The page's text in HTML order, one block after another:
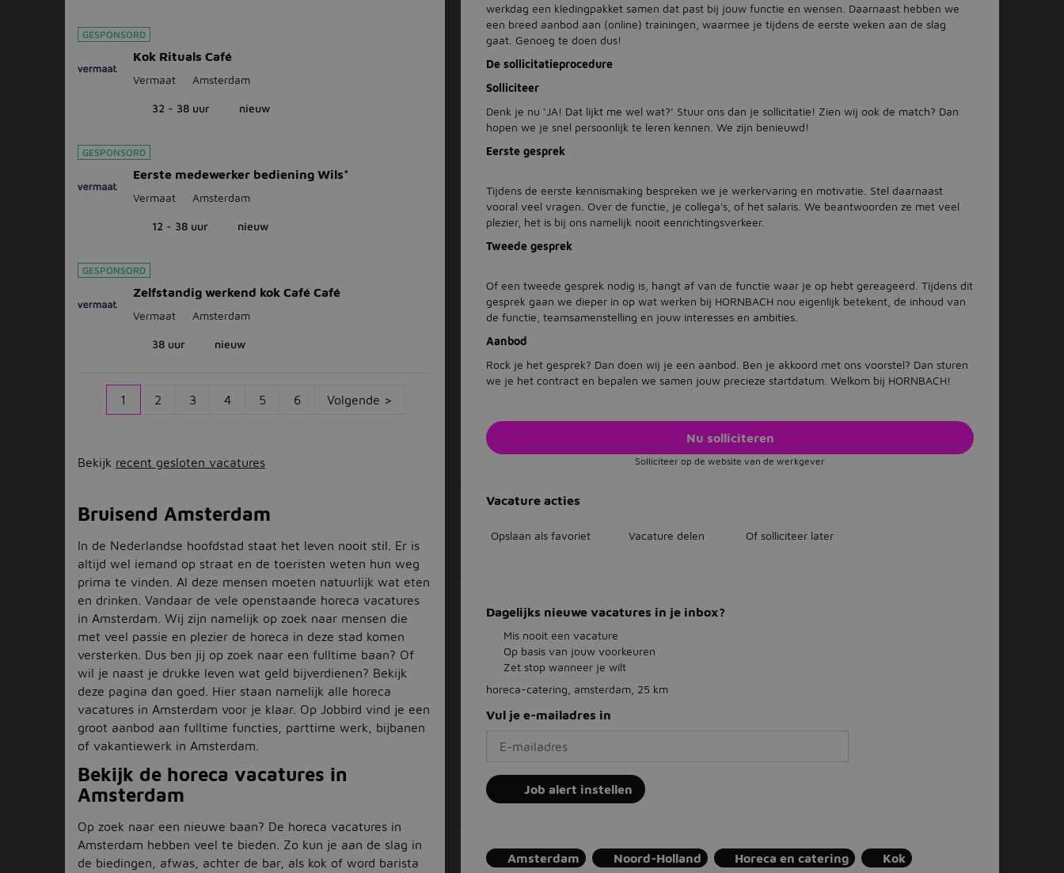
GESPONSORD
Kok Rituals Café
Vermaat Amsterdam
32 - 38 uur nieuw
GESPONSORD
Eerste medewerker bediening Wils*
Vermaat Amsterdam
12 - 38 uur nieuw
GESPONSORD
Zelfstandig werkend kok Café Café
Vermaat Amsterdam
38 uur nieuw
1 2 3 4 5 6 Volgende >
Bekijk recent gesloten vacatures
Bruisend Amsterdam
In de Nederlandse hoofdstad staat het leven nooit stil. Er is
altijd wel iemand op straat en de toeristen weten hun weg
prima te vinden. Al deze mensen moeten natuurlijk wat eten
en drinken. Vandaar de vele openstaande horeca vacatures
in Amsterdam. Wij zijn namelijk op zoek naar mensen die
met veel passie en plezier de horeca in deze stad komen
versterken. Dus ben jij op zoek naar een fulltime baan? Of
wil je naast je drukke leven wat geld bijverdienen? Bekijk
deze pagina dan goed. Hier staan namelijk alle horeca
vacatures in Amsterdam voor je klaar. Op Jobbird vind je een
groot aanbod aan fulltime functies, parttime werk, bijbanen
of vakantiewerk in Amsterdam.
Bekijk de horeca vacatures in
Amsterdam
Op zoek naar een nieuwe baan? De horeca vacatures in
Amsterdam hebben veel te bieden. Zo kun je aan de slag in
de biedingen, afwas, achter de bar, als kok of word barista
werkdag een kledingpakket samen dat past bij jouw functie en wensen. Daarnaast hebben we
een breed aanbod aan (online) trainingen, waarmee je tijdens de eerste weken aan de slag
gaat. Genoeg te doen dus!
De sollicitatieprocedure
Solliciteer
Denk je nu ‘JA! Dat lijkt me wel wat?’ Stuur ons dan je sollicitatie! Zien wij ook de match? Dan
hopen we je snel persoonlijk te leren kennen. We zijn benieuwd!
Eerste gesprek
Tijdens de eerste kennismaking bespreken we je werkervaring en motivatie. Stel daarnaast
vooral veel vragen. Over de functie, je collega's, of het salaris. We beantwoorden ze met veel
plezier, het is bij ons namelijk nooit eenrichtingsverkeer.
Tweede gesprek
Of een tweede gesprek nodig is, hangt af van de functie waar je op hebt gereageerd. Tijdens dit
gesprek gaan we dieper in op wat werken bij HORNBACH nou eigenlijk betekent, de inhoud van
de functie, teamsamenstelling en jouw interesses en ambities.
Aanbod
Rock je het gesprek? Dan doen wij je een aanbod. Ben je akkoord met ons voorstel? Dan sturen
we je het contract en bepalen we samen jouw precieze startdatum. Welkom bij HORNBACH!
Nu solliciteren
Solliciteer op de website van de werkgever
Vacature acties
Opslaan als favoriet Vacature delen Of solliciteer later
Dagelijks nieuwe vacatures in je inbox?
Mis nooit een vacature
Op basis van jouw voorkeuren
Zet stop wanneer je wilt
horeca-catering, amsterdam, 25 km
Vul je e-mailadres in
Job alert instellen
Amsterdam Noord-Holland Horeca en catering Kok